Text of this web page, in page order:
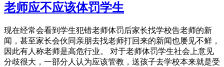
老师应不应该体罚学生
现在经常会看到学生犯错老师体罚后家长找学校告老师的新
闻，甚至家长会伙同亲朋去找老师打回来的新闻也屡见不鲜，
因此有人称老师是高危行业。 对于老师体罚学生社会上意见
分歧很大，一部分人认为应该管教，送孩子去学校本来就是受